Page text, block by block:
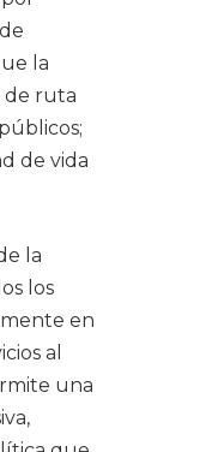
la
de ruta
de vida
la
los
en
al
una